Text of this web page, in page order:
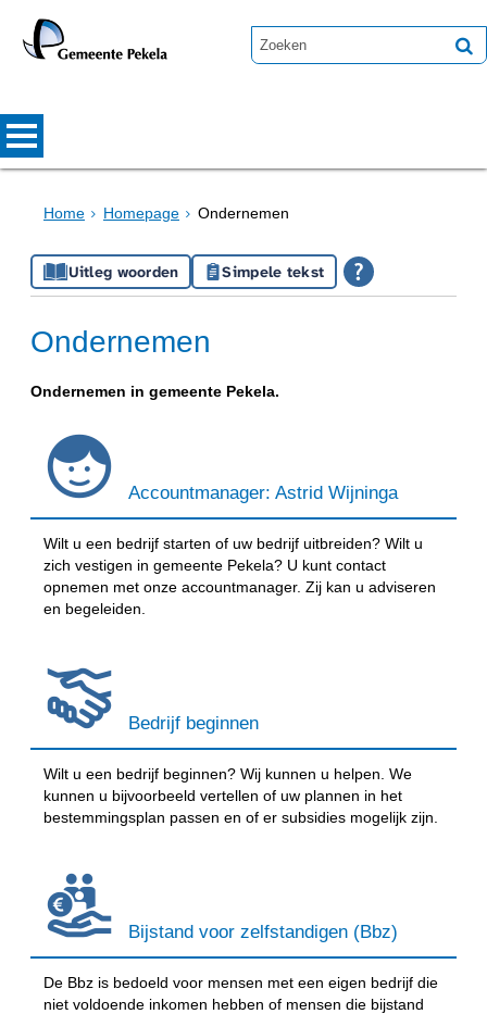
Home Homepage Ondernemen
Uitleg woorden Simpele tekst
Ondernemen
Ondernemen in gemeente Pekela.
Accountmanager: Astrid Wijninga
Wilt u een bedrijf starten of uw bedrijf uitbreiden? Wilt u
zich vestigen in gemeente Pekela? U kunt contact
opnemen met onze accountmanager. Zij kan u adviseren
en begeleiden.
Bedrijf beginnen
Wilt u een bedrijf beginnen? Wij kunnen u helpen. We
kunnen u bijvoorbeeld vertellen of uw plannen in het
bestemmingsplan passen en of er subsidies mogelijk zijn.
Bijstand voor zelfstandigen (Bbz)
De Bbz is bedoeld voor mensen met een eigen bedrijf die
niet voldoende inkomen hebben of mensen die bijstand